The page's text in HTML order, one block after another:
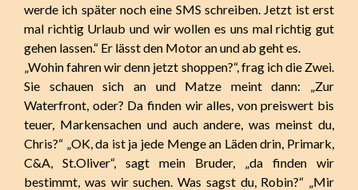
werde ich später noch eine SMS schreiben. Jetzt ist erst
mal richtig Urlaub und wir wollen es uns mal richtig gut
gehen lassen.“ Er lässt den Motor an und ab geht es.
„Wohin fahren wir denn jetzt shoppen?“, frag ich die Zwei.
Sie schauen sich an und Matze meint dann: „Zur
Waterfront, oder? Da finden wir alles, von preiswert bis
teuer, Markensachen und auch andere, was meinst du,
Chris?“ „OK, da ist ja jede Menge an Läden drin, Primark,
C&A, St.Oliver“, sagt mein Bruder, „da finden wir
bestimmt, was wir suchen. Was sagst du, Robin?“ „Mir